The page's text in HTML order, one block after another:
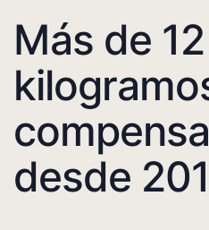
Más de
desde